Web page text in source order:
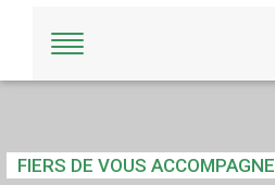
FIERS DE VOUS